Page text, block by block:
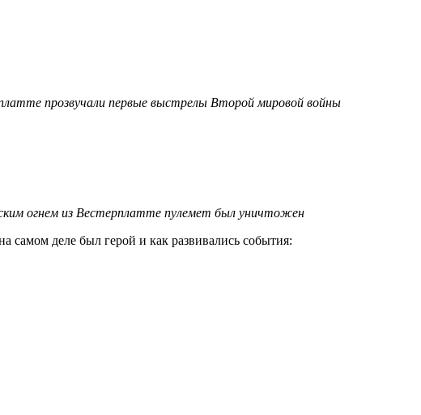
прозвучали первые выстрелы Второй мировой войны
огнем из Вестерплатте пулемет был уничтожен
самом деле был герой и как развивались события: